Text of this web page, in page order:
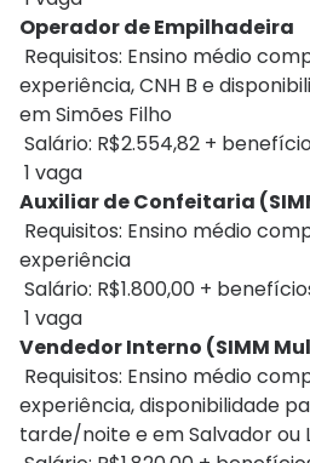
Operador de Empilhadeira
Requisitos: Ensino médio
experiência, CNH B e
em Simões Filho
Salário: R$2.554,82 +
1 vaga
Auxiliar de Confeitaria
Requisitos: Ensino médio
experiência
Salário: R$1.800,00 +
1 vaga
Vendedor Interno (SIMM
Requisitos: Ensino médio
experiência, disponibilidade
tarde/noite e em Salvador ou